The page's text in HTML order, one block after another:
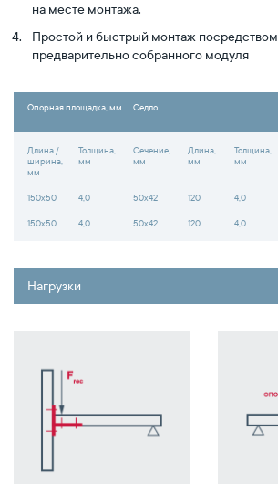
на месте монтажа.
Простой и быстрый монтаж посредством
предварительно собранного модуля
Опорная площадка, мм Седло
Длина /
ширина,
мм
Толщина,
мм
Сечение,
мм
Длина,
мм
Толщина,
мм
150x50 4,0 50x42 120 4,0
150x50 4,0 50x42 120 4,0
Нагрузки